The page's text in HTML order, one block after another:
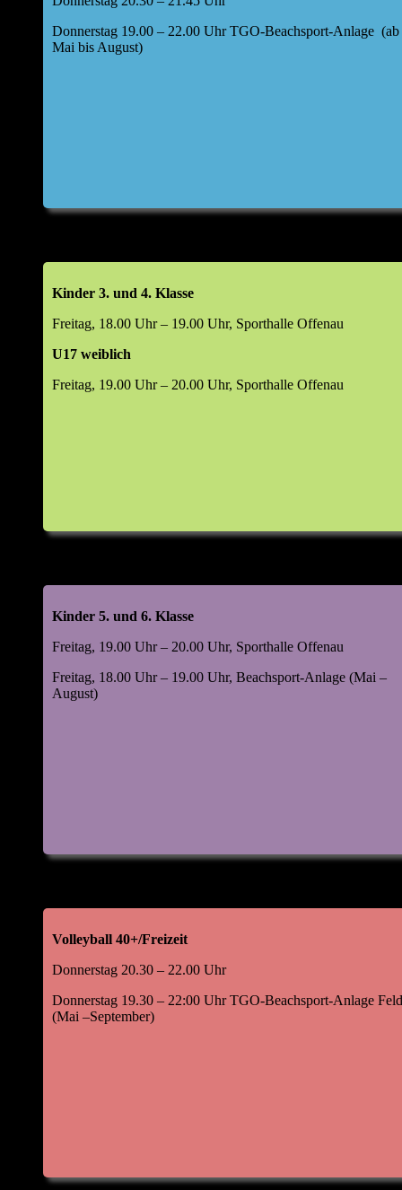
Donnerstag 19.00 – 22.00 Uhr TGO-Beachsport-Anlage (ab
Mai bis August)
Kinder 3. und 4. Klasse
Freitag, 18.00 Uhr – 19.00 Uhr, Sporthalle Offenau
U17 weiblich
Freitag, 19.00 Uhr – 20.00 Uhr, Sporthalle Offenau
Kinder 5. und 6. Klasse
Freitag, 19.00 Uhr – 20.00 Uhr, Sporthalle Offenau
Freitag, 18.00 Uhr – 19.00 Uhr, Beachsport-Anlage (Mai –
August)
Volleyball 40+/Freizeit
Donnerstag 20.30 – 22.00 Uhr
Donnerstag 19.30 – 22:00 Uhr TGO-Beachsport-Anlage
(Mai –September)